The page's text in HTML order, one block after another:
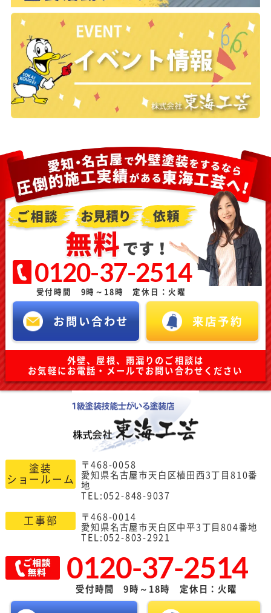
0120-37-2514
受付時間 9時～18時 定休日：火曜
お問い合わせ 来店予約
外壁、屋根、雨漏りのご相談は
お気軽にお電話・メールでお問い合わせください
塗装
ショールーム
〒468-0058
愛知県名古屋市天白区植田西3丁目810番
地
TEL:052-848-9037
工事部
〒468-0014
愛知県名古屋市天白区中平3丁目804番地
TEL:052-803-2921
0120-37-2514
受付時間 9時～18時 定休日：火曜